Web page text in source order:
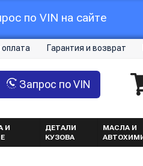
по VIN на сайте
Гарантия и возврат
Запрос по VIN
И
ДЕТАЛИ
КУЗОВА
МАСЛА И